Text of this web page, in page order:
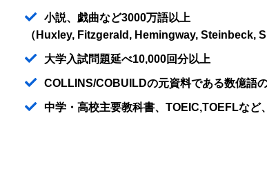
小説、戯曲など3000万語以上
（Huxley, Fitzgerald, Hemingway, Steinbeck,
大学入試問題延べ10,000回分以上
COLLINS/COBUILDの元資料である数億語
中学・高校主要教科書、TOEIC,TOEFLなど